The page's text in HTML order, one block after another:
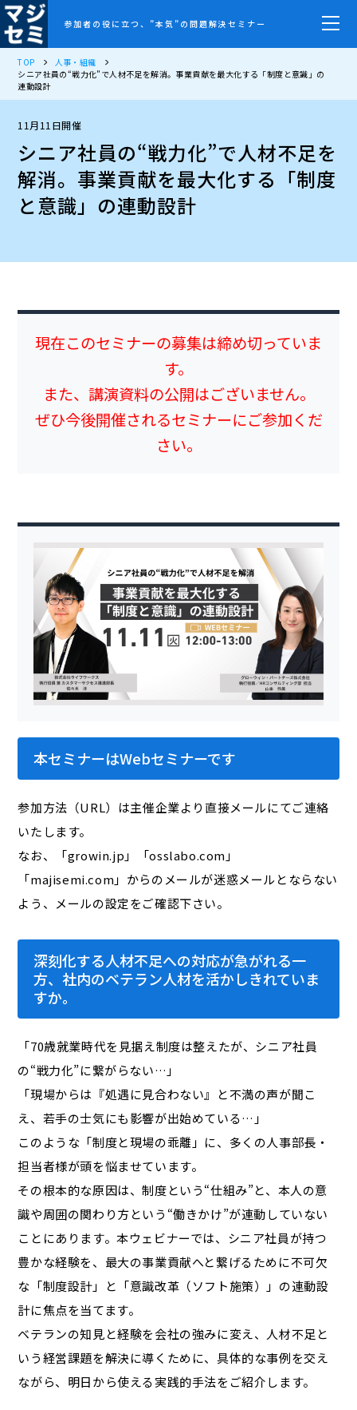
参加者の役に立つ、”本気”の問題解決セミナー
TOP
人事・組織
シニア社員の“戦力化”で人材不足を解消。事業貢献を最大化する「制度と意識」の
連動設計
11月11日開催
シニア社員の“戦力化”で人材不足を
解消。事業貢献を最大化する「制度
と意識」の連動設計
現在このセミナーの募集は締め切っていま
す。
また、講演資料の公開はございません。
ぜひ今後開催されるセミナーにご参加くだ
さい。
本セミナーはWebセミナーです
参加方法（URL）は主催企業より直接メールにてご連絡
いたします。
なお、「growin.jp」「osslabo.com」
「majisemi.com」からのメールが迷惑メールとならない
よう、メールの設定をご確認下さい。
深刻化する人材不足への対応が急がれる一
方、社内のベテラン人材を活かしきれていま
すか。
「70歳就業時代を見据え制度は整えたが、シニア社員
の“戦力化”に繋がらない…」
「現場からは『処遇に見合わない』と不満の声が聞こ
え、若手の士気にも影響が出始めている…」
このような「制度と現場の乖離」に、多くの人事部長・
担当者様が頭を悩ませています。
その根本的な原因は、制度という“仕組み”と、本人の意
識や周囲の関わり方という“働きかけ”が連動していない
ことにあります。本ウェビナーでは、シニア社員が持つ
豊かな経験を、最大の事業貢献へと繋げるために不可欠
な「制度設計」と「意識改革（ソフト施策）」の連動設
計に焦点を当てます。
ベテランの知見と経験を会社の強みに変え、人材不足と
いう経営課題を解決に導くために、具体的な事例を交え
ながら、明日から使える実践的手法をご紹介します。